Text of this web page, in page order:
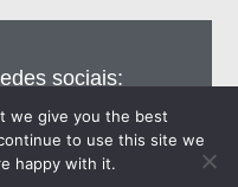
sociais:
we give you the best
to use this site we
happy with it.